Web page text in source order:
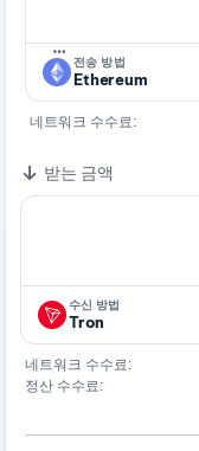
…
전송 방법
Ethereum
네트워크 수수료:
받는 금액
수신 방법
Tron
네트워크 수수료:
정산 수수료: